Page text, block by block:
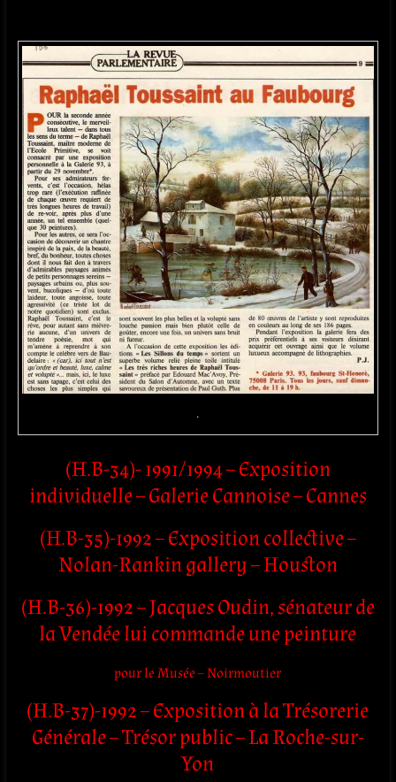
.
(H.B-34)- 1991/1994 – Exposition
individuelle – Galerie Cannoise – Cannes
(H.B-35)-1992 – Exposition collective –
Nolan-Rankin gallery – Houston
(H.B-36)-1992 – Jacques Oudin, sénateur de
la Vendée lui commande une peinture
pour le Musée – Noirmoutier
(H.B-37)-1992 – Exposition à la Trésorerie
Générale – Trésor public – La Roche-sur-
Yon